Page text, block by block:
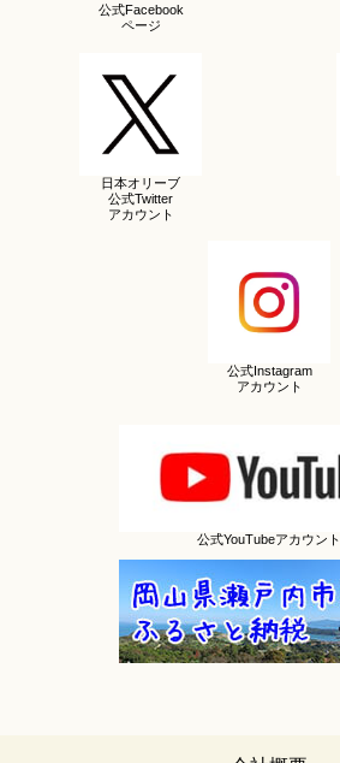
公式Facebook
ページ
日本オリーブ
公式Twitter
アカウント
公式Instagram
アカウント
公式YouTubeアカウント